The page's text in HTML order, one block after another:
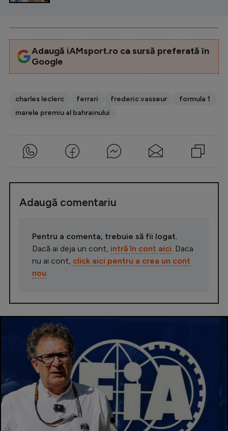
Adaugă iAMsport.ro ca sursă preferată în
Google
charles leclerc ferrari frederic vasseur
formula 1
marele premiu al bahrainului
Adaugă comentariu
Pentru a comenta, trebuie să fii logat.
Dacă ai deja un cont, intră în cont aici . Daca
nu ai cont, click aici pentru a crea un cont
nou